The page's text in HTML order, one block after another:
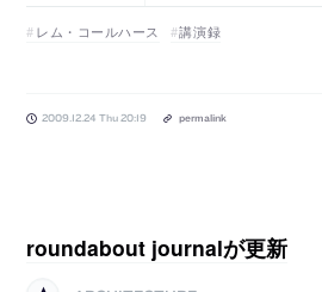
レム・コールハース 講演録
2009.12.24 Thu 20:19 permalink
roundabout journalが更新